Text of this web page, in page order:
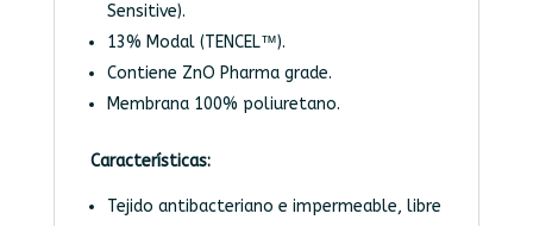
Sensitive).
13% Modal (TENCEL™).
Contiene ZnO Pharma grade.
Membrana 100% poliuretano.
Características:
Tejido antibacteriano e impermeable, libre